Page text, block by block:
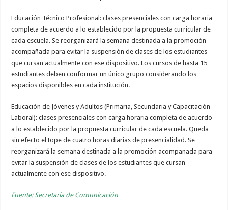
Educación Técnico Profesional: clases presenciales con carga horaria
completa de acuerdo a lo establecido por la propuesta curricular de
cada escuela. Se reorganizará la semana destinada a la promoción
acompañada para evitar la suspensión de clases de los estudiantes
que cursan actualmente con ese dispositivo. Los cursos de hasta 15
estudiantes deben conformar un único grupo considerando los
espacios disponibles en cada institución.
Educación de Jóvenes y Adultos (Primaria, Secundaria y Capacitación
Laboral): clases presenciales con carga horaria completa de acuerdo
a lo establecido por la propuesta curricular de cada escuela. Queda
sin efecto el tope de cuatro horas diarias de presencialidad. Se
reorganizará la semana destinada a la promoción acompañada para
evitar la suspensión de clases de los estudiantes que cursan
actualmente con ese dispositivo.
Fuente: Secretaría de Comunicación